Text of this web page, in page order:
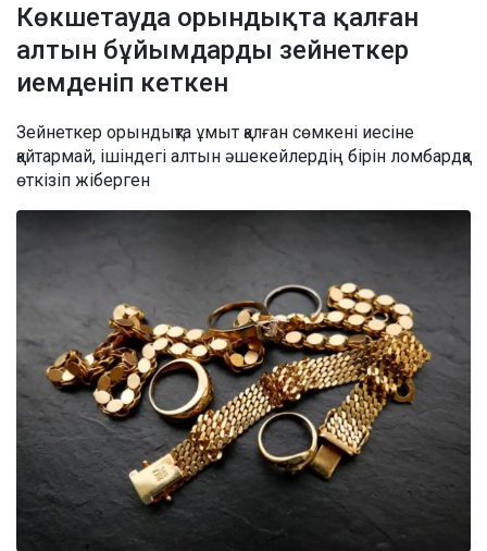
Көкшетауда орындықта қалған
алтын бұйымдарды зейнеткер
иемденіп кеткен
Зейнеткер орындықта ұмыт қалған сөмкені иесіне
қайтармай, ішіндегі алтын әшекейлердің бірін ломбардқа
өткізіп жіберген